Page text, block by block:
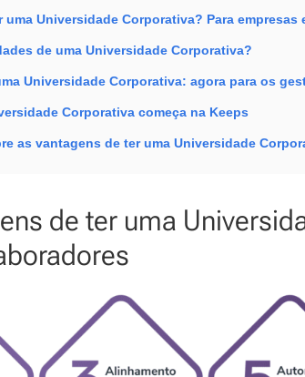
Universidade Corporativa? Para empresas
de uma Universidade Corporativa?
Universidade Corporativa: agora para os
Corporativa começa na Keeps
as vantagens de ter uma Universidade
de ter uma